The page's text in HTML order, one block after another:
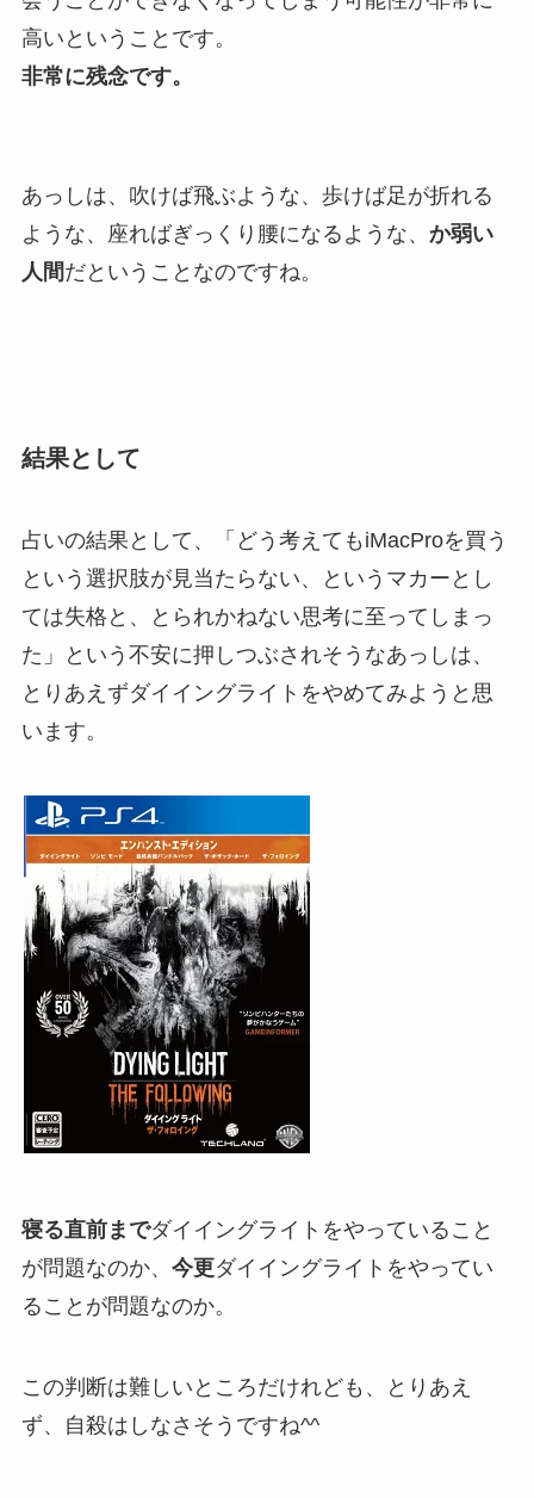
高いということです。
非常に残念です。
あっしは、吹けば飛ぶような、歩けば足が折れる
ような、座ればぎっくり腰になるような、 か弱い
人間だということなのですね。
結果として
占いの結果として、「どう考えてもiMacProを買う
という選択肢が見当たらない、というマカーとし
ては失格と、とられかねない思考に至ってしまっ
た」という不安に押しつぶされそうなあっしは、
とりあえずダイイングライトをやめてみよう と思
います。
寝る直前までダイイングライトをやっていること
が問題なのか、 今更ダイイングライトをやってい
ることが問題なのか。
この判断は難しいところだけれども、とりあえ
ず、自殺はしなさそうですね^^